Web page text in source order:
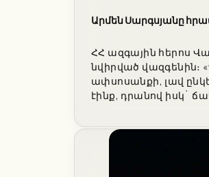
Արմեն Սարգսյանը
ՀՀ ազգային հերոս
նվիրված վազգենին։
ափսոսանքի, լավ
էինք, դրանով իսկ`